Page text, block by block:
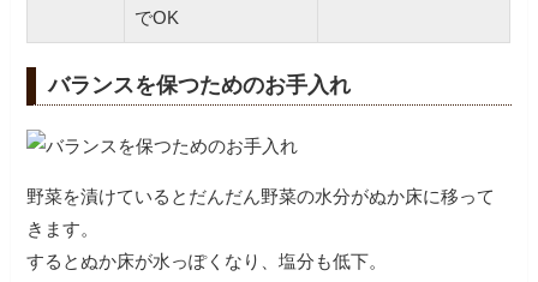
でOK
バランスを保つためのお手入れ
野菜を漬けているとだんだん野菜の水分がぬか床に移って
きます。
するとぬか床が水っぽくなり、塩分も低下。